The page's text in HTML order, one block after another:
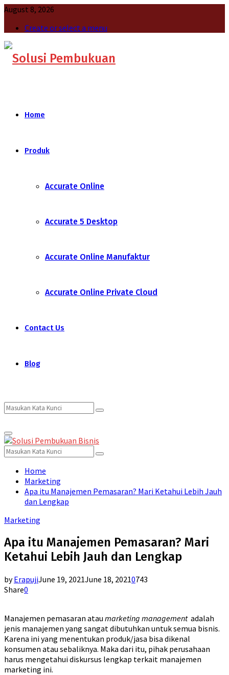
August 8, 2026
Create or select a menu
Home
Produk
Accurate Online
Accurate 5 Desktop
Accurate Online Manufaktur
Accurate Online Private Cloud
Contact Us
Blog
Search
for:
Search
Primary
Menu
Search
for:
Search
Home
Marketing
Apa itu Manajemen Pemasaran? Mari Ketahui Lebih Jauh
dan Lengkap
Marketing
Apa itu Manajemen Pemasaran? Mari
Ketahui Lebih Jauh dan Lengkap
byErapujiJune 19, 2021June 18, 20210743
Share0
Manajemen pemasaran atau marketing managementadalah
jenis manajemen yang sangat dibutuhkan untuk semua bisnis.
Karena ini yang menentukan produk/jasa bisa dikenal
konsumen atau sebaliknya. Maka dari itu, pihak perusahaan
harus mengetahui diskursus lengkap terkait manajemen
marketing ini.